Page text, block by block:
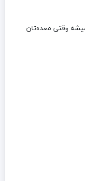
وقتی معده‌تان